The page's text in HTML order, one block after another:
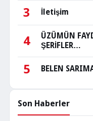
3 İletişim
4
ÜZÜMÜN
ŞERİFLER…
5 BELEN
Son Haberler